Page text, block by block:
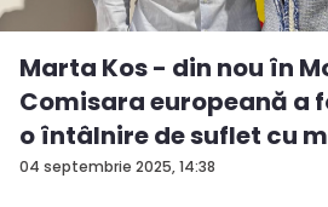
04 septembrie 2025, 14:38
Marta Kos - din nou în
Comisara europeană a
o întâlnire de suflet cu